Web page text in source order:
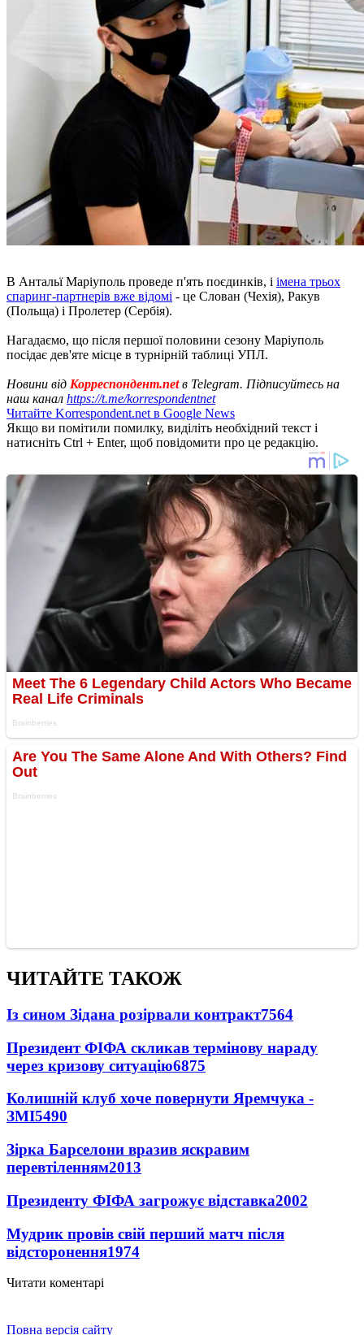
В Антальї Маріуполь проведе п'ять поєдинків, і імена трьох
спаринг-партнерів вже відомі - це Слован (Чехія), Ракув
(Польща) і Пролетер (Сербія).
Нагадаємо, що після першої половини сезону Маріуполь
посідає дев'яте місце в турнірній таблиці УПЛ.
Новини від Корреспондент.netв Telegram. Підписуйтесь на
наш канал https://t.me/korrespondentnet
Читайте Korrespondent.net в Google News
Якщо ви помітили помилку, виділіть необхідний текст і
натисніть Ctrl + Enter, щоб повідомити про це редакцію.
ЧИТАЙТЕ ТАКОЖ
Із сином Зідана розірвали контракт7564
Президент ФІФА скликав термінову нараду
через кризову ситуацію6875
Колишній клуб хоче повернути Яремчука -
ЗМІ5490
Зірка Барселони вразив яскравим
перевтіленням2013
Президенту ФІФА загрожує відставка2002
Мудрик провів свій перший матч після
відсторонення1974
Читати коментарі
Повна версія сайту